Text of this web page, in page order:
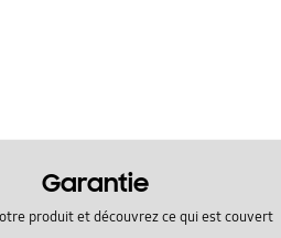
Garantie
produit et découvrez ce qui est couvert